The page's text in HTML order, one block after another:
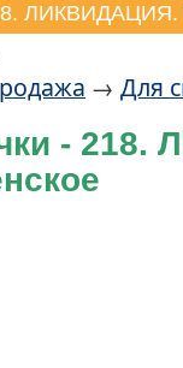
ЛИКВИДАЦИЯ.
→ Для
- 218.